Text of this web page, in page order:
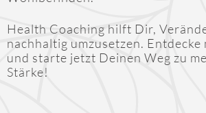
Health Coaching hilft Dir,
nachhaltig umzusetzen. Entdecke
und starte jetzt Deinen Weg zu
Stärke!